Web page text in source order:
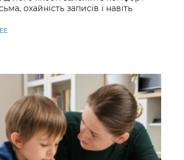
охайність записів і навіть